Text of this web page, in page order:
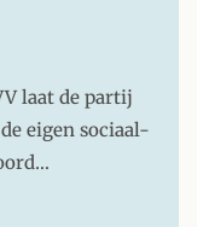
laat de partij
eigen sociaal-